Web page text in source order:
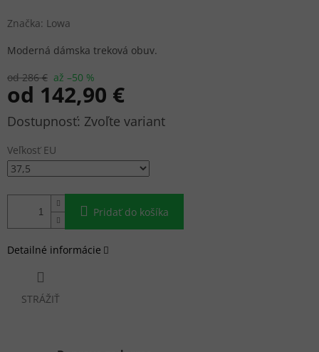
Značka: Lowa
od 286 € až –50 %
od 142,90 €
Jednotková
Zvoľte variant
Veľkosť EU
Pridať do košíka
Moderná dámska treková obuv.
Detailné informácie
STRÁŽIŤ